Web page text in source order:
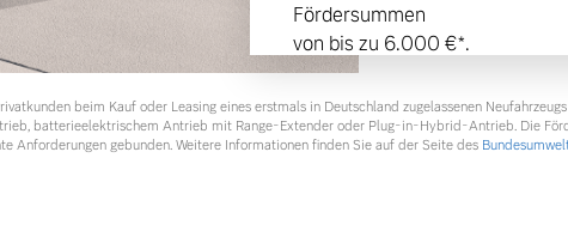
Original Volvo Winter- und Sommer Kompletträder.
Fördersummen
von bis zu 6.000 €⁠*.
beim Kauf oder Leasing eines erstmals in Deutschland zugelassenen
batterieelektrischem Antrieb mit Range-Extender oder Plug-in-Hybrid-Antrieb. Die
Anforderungen gebunden. Weitere Informationen finden Sie auf der Seite des